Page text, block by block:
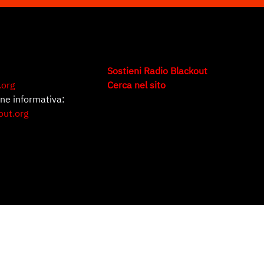
informativa:
Sostieni Radio Blackout
Cerca nel sito